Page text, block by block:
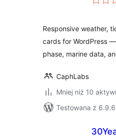
Responsive weather,
cards for WordPress
phase, marine data,
CaphLabs
Mniej niż 10
Testowana z 6.9.6